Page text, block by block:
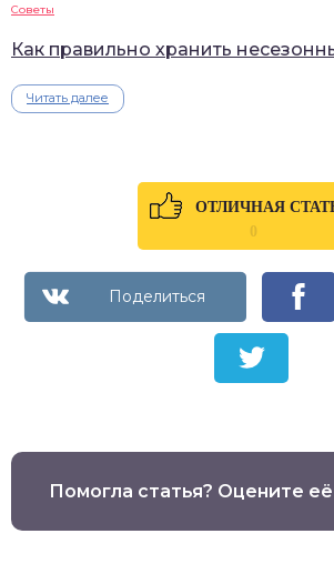
Советы
Как правильно хранить
Читать далее
ОТЛИЧНАЯ
0
Помогла статья? Оцените её